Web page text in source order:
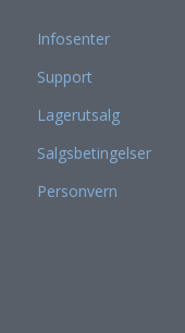
Infosenter
Support
Lagerutsalg
Salgsbetingelser
Personvern